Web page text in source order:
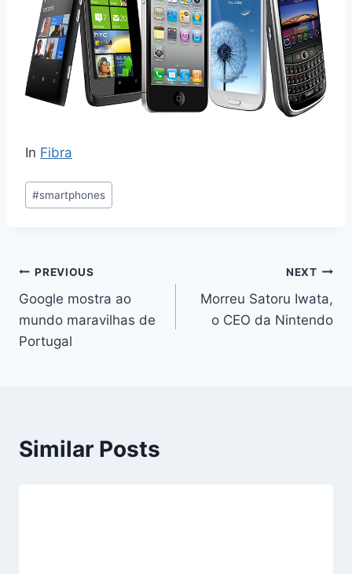
In Fibra
Post
Tags:
#smartphones
Navegação
de
artigos
PREVIOUS
Google mostra ao
mundo maravilhas de
Portugal
NEXT
Morreu Satoru Iwata,
o CEO da Nintendo
Similar Posts